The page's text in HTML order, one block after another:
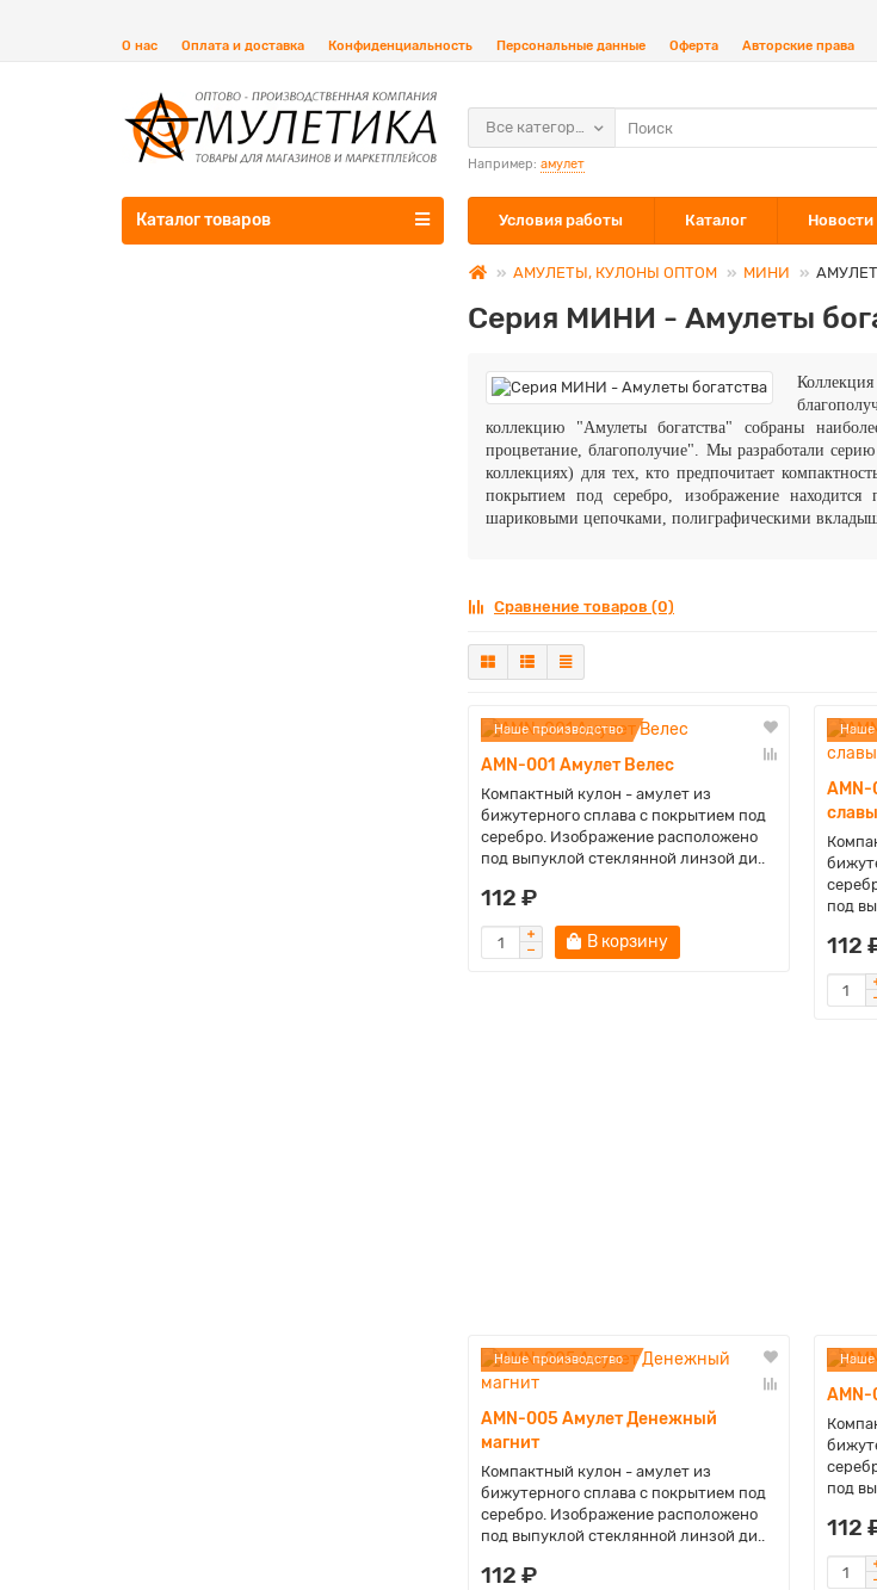
О нас
Оплата и доставка Конфиденциальность Персональные данные Оферта Авторские права
Все категории
Например: амулет
Каталог товаров Условия работы Каталог Новости
АМУЛЕТЫ, КУЛОНЫ ОПТОМ МИНИ
Серия МИНИ - Амулеты
коллекцию "Амулеты богатства" собраны
процветание, благополучие". Мы разработали
коллекциях) для тех, кто предпочитает
покрытием под серебро, изображение
шариковыми цепочками, полиграфическими
Сравнение товаров (0)
Наше производство
AMN-001 Амулет Велес
Компактный кулон - амулет из
бижутерного сплава с покрытием под
серебро. Изображение расположено
под выпуклой стеклянной линзой ди..
112 ₽
В корзину
Наше
AMN-
славы
под
112
Наше производство
AMN-005 Амулет Денежный
магнит
Компактный кулон - амулет из
бижутерного сплава с покрытием под
серебро. Изображение расположено
под выпуклой стеклянной линзой ди..
112 ₽
Наше
AMN-
под
112